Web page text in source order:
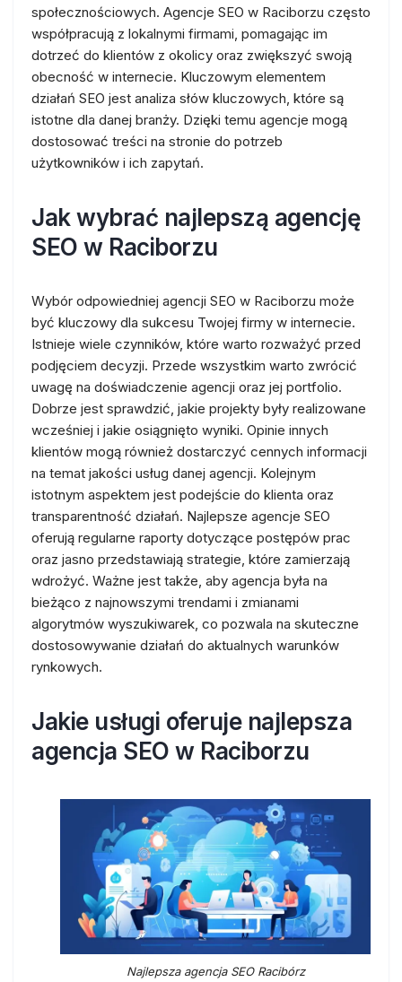
społecznościowych. Agencje SEO w Raciborzu często
współpracują z lokalnymi firmami, pomagając im
dotrzeć do klientów z okolicy oraz zwiększyć swoją
obecność w internecie. Kluczowym elementem
działań SEO jest analiza słów kluczowych, które są
istotne dla danej branży. Dzięki temu agencje mogą
dostosować treści na stronie do potrzeb
użytkowników i ich zapytań.
Jak wybrać najlepszą agencję
SEO w Raciborzu
Wybór odpowiedniej agencji SEO w Raciborzu może
być kluczowy dla sukcesu Twojej firmy w internecie.
Istnieje wiele czynników, które warto rozważyć przed
podjęciem decyzji. Przede wszystkim warto zwrócić
uwagę na doświadczenie agencji oraz jej portfolio.
Dobrze jest sprawdzić, jakie projekty były realizowane
wcześniej i jakie osiągnięto wyniki. Opinie innych
klientów mogą również dostarczyć cennych informacji
na temat jakości usług danej agencji. Kolejnym
istotnym aspektem jest podejście do klienta oraz
transparentność działań. Najlepsze agencje SEO
oferują regularne raporty dotyczące postępów prac
oraz jasno przedstawiają strategie, które zamierzają
wdrożyć. Ważne jest także, aby agencja była na
bieżąco z najnowszymi trendami i zmianami
algorytmów wyszukiwarek, co pozwala na skuteczne
dostosowywanie działań do aktualnych warunków
rynkowych.
Jakie usługi oferuje najlepsza
agencja SEO w Raciborzu
Najlepsza agencja SEO Racibórz